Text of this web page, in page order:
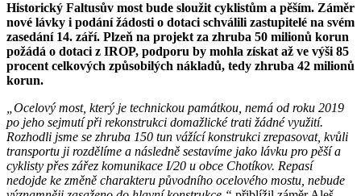
Historický Faltusův most bude sloužit cyklistům a pěším. Záměr
nové lávky i podání žádosti o dotaci schválili zastupitelé na svém
zasedání 14. září. Plzeň na projekt za zhruba 50 milionů korun
požádá o dotaci z IROP, podporu by mohla získat až ve výši 85
procent celkových způsobilých nákladů, tedy zhruba 42 milionů
korun.
„Ocelový most, který je technickou památkou, nemá od roku 2019
po jeho sejmutí při rekonstrukci domažlické trati žádné využití.
Rozhodli jsme se zhruba 150 tun vážící konstrukci zrepasovat, kvůli
transportu ji rozdělíme a následně sestavíme jako lávku pro pěší a
cyklisty přes zářez komunikace I/20 u obce Chotíkov. Repasí
nedojde ke změně charakteru původního ocelového mostu, nebude